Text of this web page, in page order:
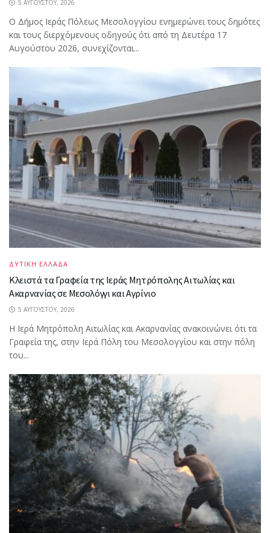
5 ΑΥΓΟΎΣΤΟΥ, 2026
Ο Δήμος Ιεράς Πόλεως Μεσολογγίου ενημερώνει τους δημότες
και τους διερχόμενους οδηγούς ότι από τη Δευτέρα 17
Αυγούστου 2026, συνεχίζονται...
ΔΥΤΙΚΗ ΕΛΛΑΔΑ
Κλειστά τα Γραφεία της Ιεράς Μητρόπολης Αιτωλίας και
Ακαρνανίας σε Μεσολόγγι και Αγρίνιο
5 ΑΥΓΟΎΣΤΟΥ, 2026
Η Ιερά Μητρόπολη Αιτωλίας και Ακαρνανίας ανακοινώνει ότι τα
Γραφεία της, στην Ιερά Πόλη του Μεσολογγίου και στην πόλη
του...